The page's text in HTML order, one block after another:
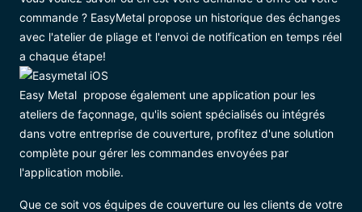
commande ? EasyMetal propose un historique des échanges
avec l'atelier de pliage et l'envoi de notification en temps réel
a chaque étape!
Easy Metal propose également une application pour les
ateliers de façonnage, qu'ils soient spécialisés ou intégrés
dans votre entreprise de couverture, profitez d'une solution
complète pour gérer les commandes envoyées par
l'application mobile.
Que ce soit vos équipes de couverture ou les clients de votre